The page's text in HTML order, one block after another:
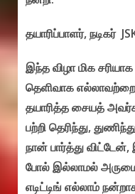
தயாரிப்பாளர், நடிகர்
இந்த விழா மிக
தெளிவாக
தயாரித்த சையத்
பற்றி தெரிந்து,
நான் பார்த்து
போல் இல்லாமல்
எடிட்டிங் எல்லாம்